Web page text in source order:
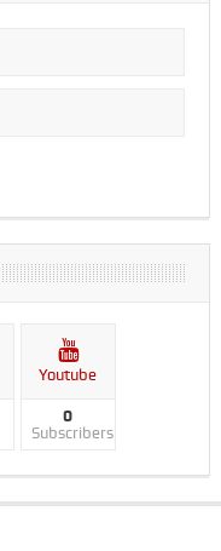
Youtube
0
Subscribers